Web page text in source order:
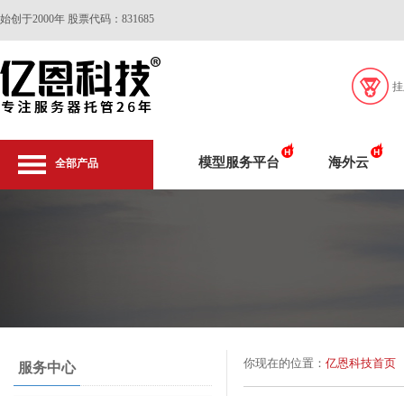
始创于2000年 股票代码：831685
全部产品 模型服务平台 海外云
服务中心 你现在的位置： 亿恩科技首页